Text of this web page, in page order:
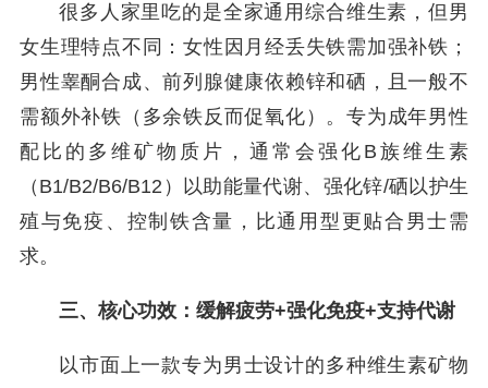
很多人家里吃的是全家通用综合维生素，但男
女生理特点不同：女性因月经丢失铁需加强补铁；
男性睾酮合成、前列腺健康依赖锌和硒，且一般不
需额外补铁（多余铁反而促氧化）。专为成年男性
配比的多维矿物质片，通常会强化B族维生素
（B1/B2/B6/B12）以助能量代谢、强化锌/硒以护生
殖与免疫、控制铁含量，比通用型更贴合男士需
求。
三、核心功效：缓解疲劳+强化免疫+支持代谢
以市面上一款专为男士设计的多种维生素矿物